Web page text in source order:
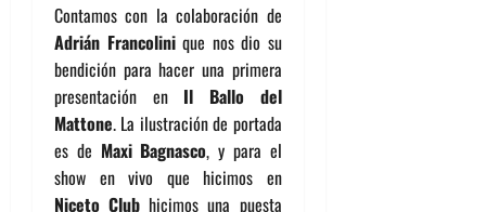
Contamos con la colaboración de
Adrián Francolinique nos dio su
bendición para hacer una primera
presentación en Il Ballo del
Mattone. La ilustración de portada
es de Maxi Bagnasco, y para el
show en vivo que hicimos en
Niceto Club hicimos una puesta